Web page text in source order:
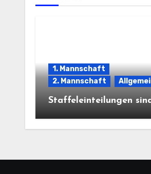
1. Mannschaft
2. Mannschaft
Staffeleinteilungen